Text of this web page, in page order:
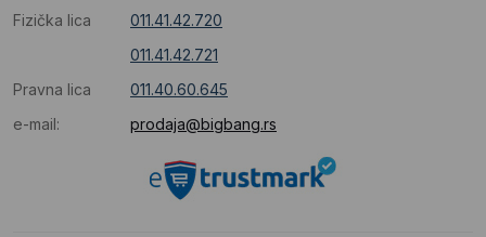
Fizička lica
011.41.42.720
011.41.42.721
Pravna lica
011.40.60.645
e-mail:
prodaja@bigbang.rs